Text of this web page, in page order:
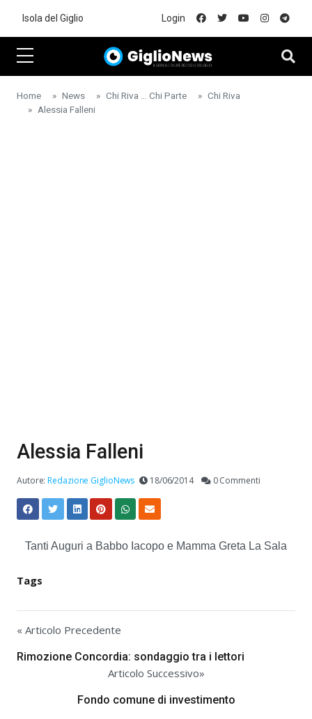
Isola del Giglio Login
Home News Chi Riva ... Chi Parte
Chi Riva
Alessia Falleni
Alessia Falleni
Autore:Redazione GiglioNews 18/06/2014 0 Commenti
Tanti Auguri a Babbo Iacopo e Mamma Greta La Sala
Tags
« Articolo Precedente
Rimozione Concordia: sondaggio tra i lettori
Articolo Successivo»
Fondo comune di investimento